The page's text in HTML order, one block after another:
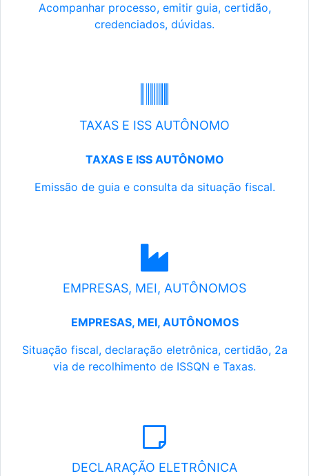
Acompanhar processo, emitir guia, certidão,
credenciados, dúvidas.
TAXAS E ISS AUTÔNOMO
TAXAS E ISS AUTÔNOMO
Emissão de guia e consulta da situação fiscal.
EMPRESAS, MEI, AUTÔNOMOS
EMPRESAS, MEI, AUTÔNOMOS
Situação fiscal, declaração eletrônica, certidão, 2a
via de recolhimento de ISSQN e Taxas.
DECLARAÇÃO ELETRÔNICA